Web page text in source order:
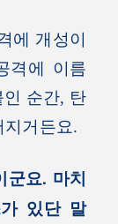
에 개성이
격에 이름
순간, 탄
지거든요.
군요. 마치
있단 말